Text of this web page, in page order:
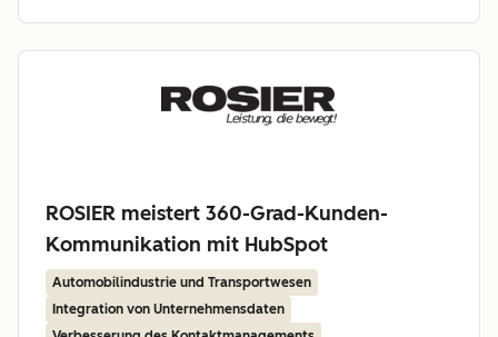
ROSIER meistert 360-Grad-Kunden-
Kommunikation mit HubSpot
Automobilindustrie und Transportwesen
Integration von Unternehmensdaten